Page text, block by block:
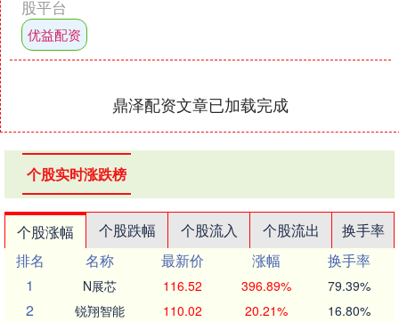
股平台
优益配资
鼎泽配资文章已加载完成
个股实时涨跌榜
个股涨幅 个股跌幅 个股流入 个股流出
换手率
排名
名称 最新价 涨幅
换手率
1
N展芯 116.52 396.89% 79.39%
2 锐翔智能 110.02 20.21% 16.80%